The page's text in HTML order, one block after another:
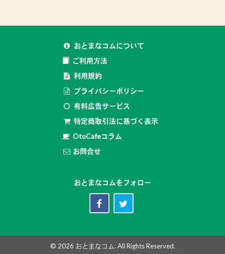
おとまなコムについて
ご利用方法
利用規約
プライバシーポリシー
有料広告サービス
特定商取引法に基づく表示
OtoCafeコラム
お問合せ
おとまなコムをフォロー
© 2026 おとまなコム. All Rights Reserved.